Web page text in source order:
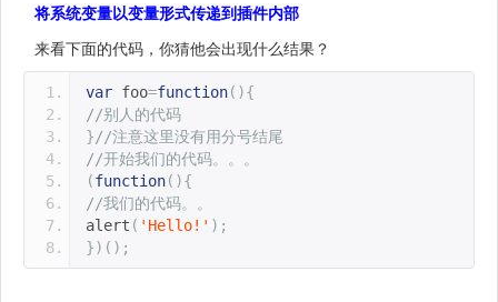
将系统变量以变量形式传递到插件内部
来看下面的代码，你猜他会出现什么结果？
var foo=function(){
//别人的代码
}//注意这里没有用分号结尾
//开始我们的代码。。。
(function(){
//我们的代码。。
alert ( 'Hello!' );
})();